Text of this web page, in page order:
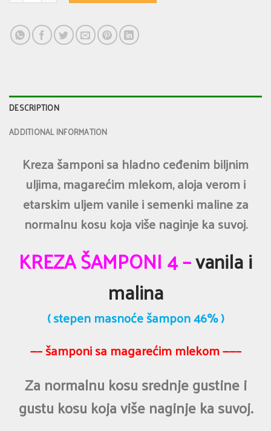
DESCRIPTION
ADDITIONAL INFORMATION
Kreza šamponi sa hladno ceđenim biljnim
uljima, magarećim mlekom, aloja verom i
etarskim uljem vanile i semenki maline za
normalnu kosu koja više naginje ka suvoj.
KREZA ŠAMPONI 4 –vanila i
malina
( stepen masnoće šampon 46% )
—– šamponi sa magarećim mlekom ——–
Za normalnu kosu srednje gustine i
gustu kosu koja više naginje ka suvoj.